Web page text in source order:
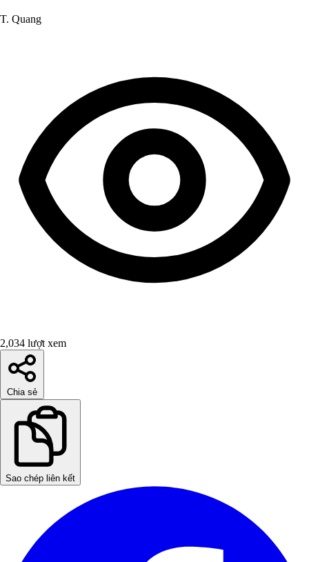
T. Quang
2,034 lượt xem
Chia sẻ
Sao chép liên kết